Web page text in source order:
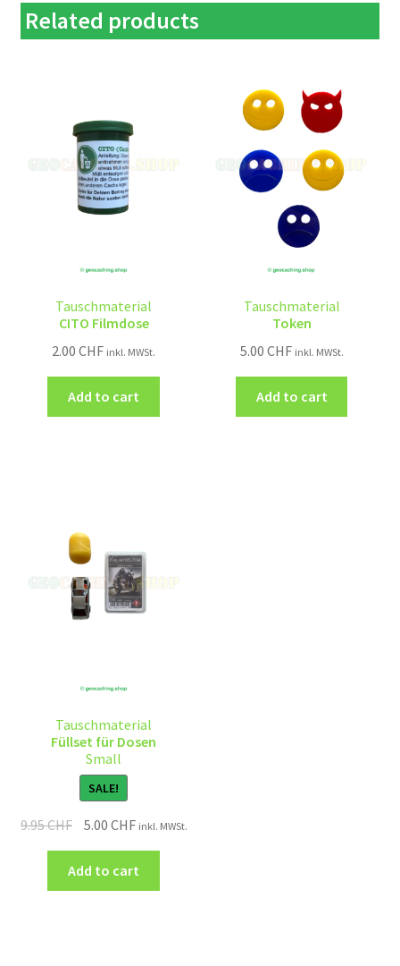
Related products
Tauschmaterial
CITO Filmdose
2.00CHF inkl. MWSt.
Add to cart
Tauschmaterial
Token
5.00 CHF inkl. MWSt.
Add to cart
Tauschmaterial
Füllset für Dosen
Small
SALE!
9.95CHF 5.00 CHF inkl. MWSt.
Add to cart